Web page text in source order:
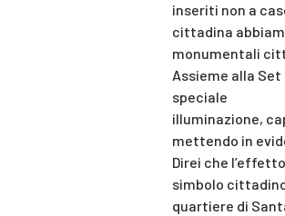
inseriti non a
cittadina
monumentali
Assieme alla
speciale
illuminazione,
mettendo in
Direi che
simbolo
quartiere di